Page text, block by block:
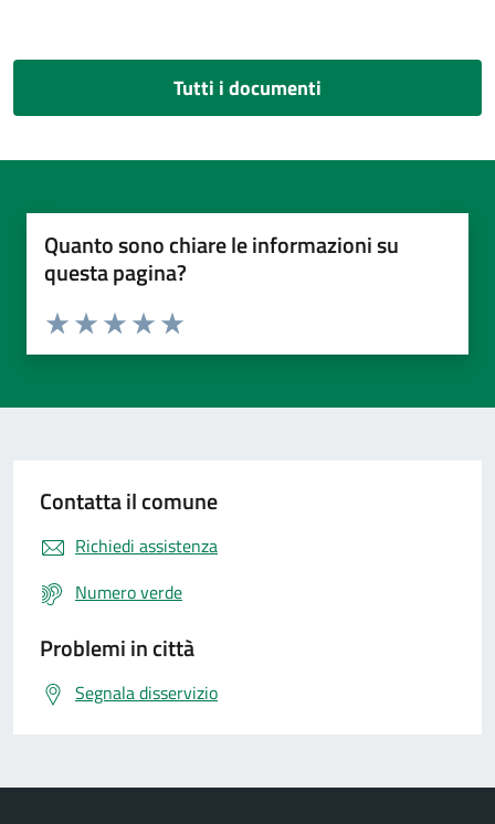
Tutti i documenti
Quanto sono chiare le informazioni su
questa pagina?
Valuta da 1 a 5 stelle la pagina
Valuta 5 stelle su 5
Valuta 4 stelle su 5
Valuta 3 stelle su 5
Valuta 2 stelle su 5
Valuta 1 stelle su 5
Contatta il comune
Richiedi assistenza
Numero verde
Problemi in città
Segnala disservizio